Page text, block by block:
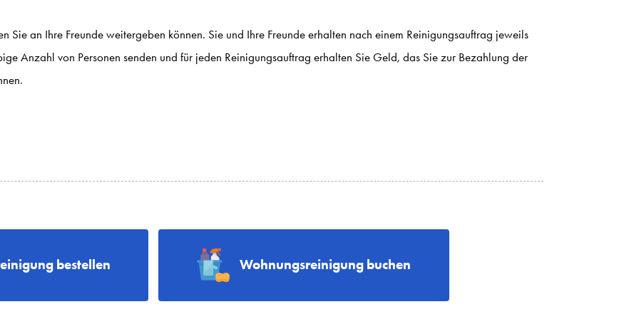
Sie an Ihre Freunde weitergeben können. Sie und Ihre Freunde erhalten nach einem Reinigungsauftrag jeweils
Anzahl von Personen senden und für jeden Reinigungsauftrag erhalten Sie Geld, das Sie zur Bezahlung der
bestellen Wohnungsreinigung buchen